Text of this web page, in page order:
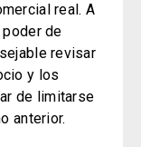
real. A
de
revisar
y los
de limitarse
anterior.